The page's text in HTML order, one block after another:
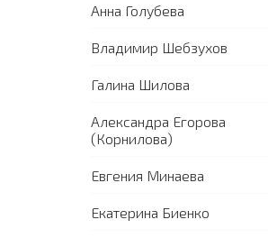
Анна Голубева
Владимир Шебзухов
Галина Шилова
Александра Егорова
(Корнилова)
Евгения Минаева
Екатерина Биенко